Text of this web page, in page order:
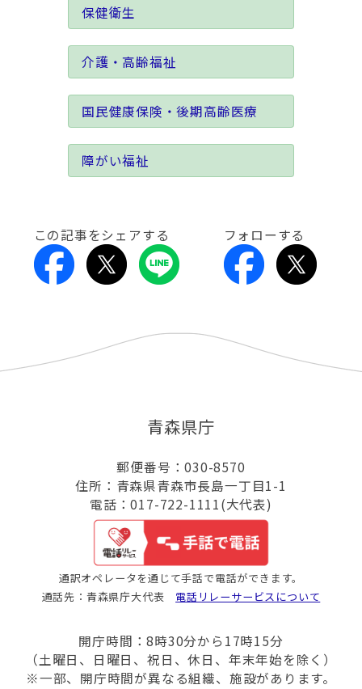
保健衛生
介護・高齢福祉
国民健康保険・後期高齢医療
障がい福祉
この記事をシェアする フォローする
青森県庁
郵便番号：030-8570
住所：青森県青森市長島一丁目1-1
電話：017-722-1111(大代表)
通訳オペレータを通じて手話で電話ができます。
通話先：青森県庁大代表 電話リレーサービスについて
開庁時間：8時30分から17時15分
（土曜日、日曜日、祝日、休日、年末年始を除く）
※一部、開庁時間が異なる組織、施設があります。